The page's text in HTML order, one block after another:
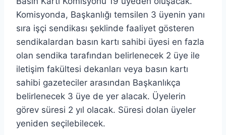
Komisyonda, Başkanlığı temsilen 3 üyenin yanı
sıra işçi sendikası şeklinde faaliyet gösteren
sendikalardan basın kartı sahibi üyesi en fazla
olan sendika tarafından belirlenecek 2 üye ile
iletişim fakültesi dekanları veya basın kartı
sahibi gazeteciler arasından Başkanlıkça
belirlenecek 3 üye de yer alacak. Üyelerin
görev süresi 2 yıl olacak. Süresi dolan üyeler
yeniden seçilebilecek.